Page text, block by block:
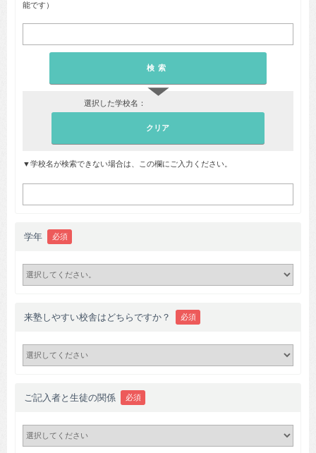
能です）
選択した学校名：
▼学校名が検索できない場合は、この欄にご入力ください。
学年 必須
来塾しやすい校舎はどちらですか？ 必須
ご記入者と生徒の関係 必須